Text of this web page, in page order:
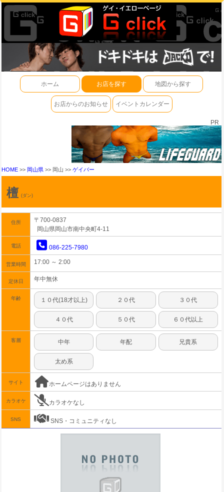
ホーム お店を探す 地図から探す
お店からのお知らせ イベントカレンダー
PR
HOME >> 岡山県 >> 岡山 >> ゲイバー
檀 (ダン)
住所
〒700-0837
岡山県岡山市南中央町4-11
電話 086-225-7980
営業時間 17:00 ～ 2:00
定休日 年中無休
年齢 １０代(18才以上) ２０代 ３０代
４０代 ５０代 ６０代以上
客層 中年 年配 兄貴系
太め系
サイト ホームページはありません
カラオケ カラオケなし
SNS SNS・コミュニティなし